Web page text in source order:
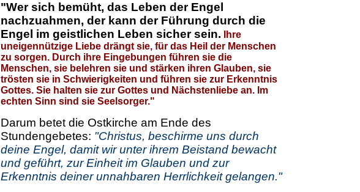
"Wer sich bemüht, das Leben der Engel
nachzuahmen, der kann der Führung durch die
Engel im geistlichen Leben sicher sein.
Ihre
uneigennützige Liebe drängt sie, für das Heil der Menschen
zu sorgen. Durch ihre Eingebungen führen sie die
Menschen, sie belehren sie und stärken ihren Glauben, sie
trösten sie in Schwierigkeiten und führen sie zur Erkenntnis
Gottes. Sie halten sie zur Gottes und Nächstenliebe an. Im
echten Sinn sind sie Seelsorger."
Darum betet die Ostkirche am Ende des
Stundengebetes: "Christus, beschirme uns durch
deine Engel, damit wir unter ihrem Beistand bewacht
und geführt, zur Einheit im Glauben und zur
Erkenntnis deiner unnahbaren Herrlichkeit gelangen."